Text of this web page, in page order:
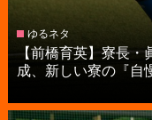
ゆるネタ
【前橋育英】寮長
成、新しい寮の『自